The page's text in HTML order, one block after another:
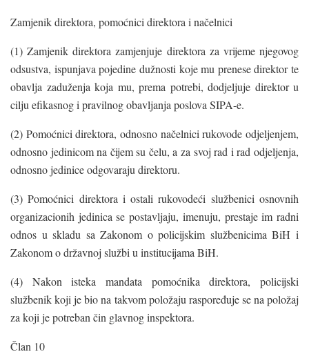
Zamjenik direktora, pomoćnici direktora i načelnici
(1) Zamjenik direktora zamjenjuje direktora za vrijeme njegovog
odsustva, ispunjava pojedine dužnosti koje mu prenese direktor te
obavlja zaduženja koja mu, prema potrebi, dodjeljuje direktor u
cilju efikasnog i pravilnog obavljanja poslova SIPA-e.
(2) Pomoćnici direktora, odnosno načelnici rukovode odjeljenjem,
odnosno jedinicom na čijem su čelu, a za svoj rad i rad odjeljenja,
odnosno jedinice odgovaraju direktoru.
(3) Pomoćnici direktora i ostali rukovodeći službenici osnovnih
organizacionih jedinica se postavljaju, imenuju, prestaje im radni
odnos u skladu sa Zakonom o policijskim službenicima BiH i
Zakonom o državnoj službi u institucijama BiH.
(4) Nakon isteka mandata pomoćnika direktora, policijski
službenik koji je bio na takvom položaju raspoređuje se na položaj
za koji je potreban čin glavnog inspektora.
Član 10